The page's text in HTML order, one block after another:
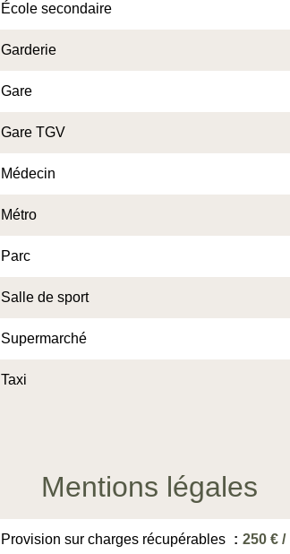
École secondaire
Garderie
Gare
Gare TGV
Médecin
Métro
Parc
Salle de sport
Supermarché
Taxi
Mentions légales
Provision sur charges récupérables
250 € /